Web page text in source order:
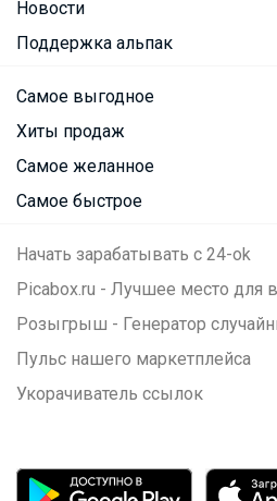
Новости
Поддержка альпак
Самое выгодное
Хиты продаж
Самое желанное
Самое быстрое
Начать зарабатывать с 24-ok
Picabox.ru - Лучшее место для
Розыгрыш - Генератор
Пульс нашего маркетплейса
Укорачиватель ссылок